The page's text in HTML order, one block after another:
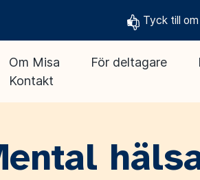
Tyck till
Om Misa För deltagare
Kontakt